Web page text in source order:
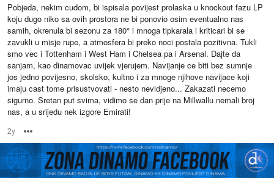
Pobjeda, nekim cudom, bi ispisala povijest prolaska u knockout fazu LP
koju dugo niko sa ovih prostora ne bi ponovio osim eventualno nas
samih, okrenula bi sezonu za 180° i mnoga tipkarala i kriticari bi se
zavukli u misje rupe, a atmosfera bi preko noci postala pozitivna. Tukli
smo vec i Tottenham i West Ham i Chelsea pa i Arsenal. Dajte da
sanjam, kao dinamovac uvijek vjerujem. Navijanje ce biti bez sumnje
jos jedno povijesno, skolsko, kultno i za mnoge njihove navijace koji
imaju cast tome prisustvovati - nesto nevidjeno... Zakazati necemo
sigurno. Sretan put svima, vidimo se dan prije na Millwallu nemali broj
nas, a u srijedu nek izgore Emirati!
2y